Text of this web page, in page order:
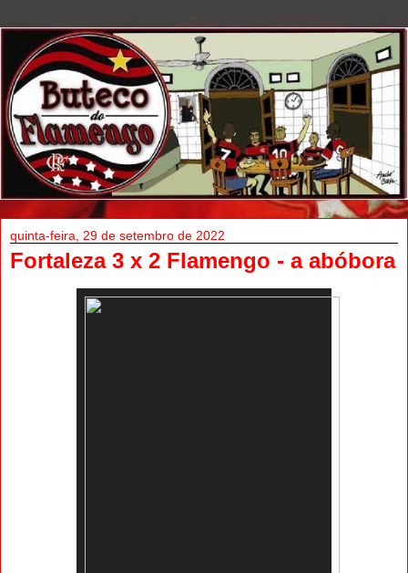
quinta-feira, 29 de setembro de 2022
Fortaleza 3 x 2 Flamengo - a abóbora